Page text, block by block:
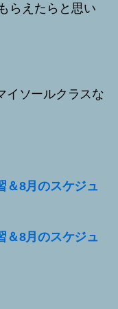
らえたらと思い
イソールクラスな
＆8月のスケジュ
＆8月のスケジュ